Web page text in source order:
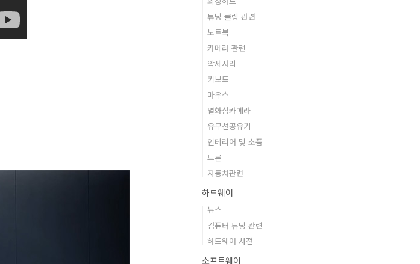
튜닝 쿨링 관련
노트북
카메라 관련
악세서리
키보드
마우스
열화상카메라
유무선공유기
인테리어 및 소품
드론
자동차관련
하드웨어
뉴스
컴퓨터 튜닝 관련
하드웨어 사전
소프트웨어